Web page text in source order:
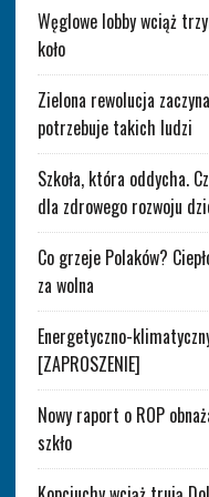
Węglowe lobby wciąż
koło
Zielona rewolucja
potrzebuje takich ludzi
Szkoła, która oddycha.
dla zdrowego rozwoju
Co grzeje Polaków?
za wolna
Energetyczno-
[ZAPROSZENIE]
Nowy raport o ROP
szkło